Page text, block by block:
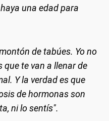
una edad para
de tabúes. Yo no
que te van a llenar de
Y la verdad es que
de hormonas son
ni lo sentís".